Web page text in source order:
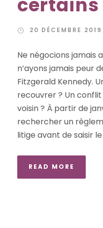
20 DÉCEMBRE 2019
Ne négocions jamais
n’ayons jamais peur
Fitzgerald Kennedy.
recouvrer ? Un
voisin ? À partir de
rechercher un
litige avant de saisir le
READ MORE